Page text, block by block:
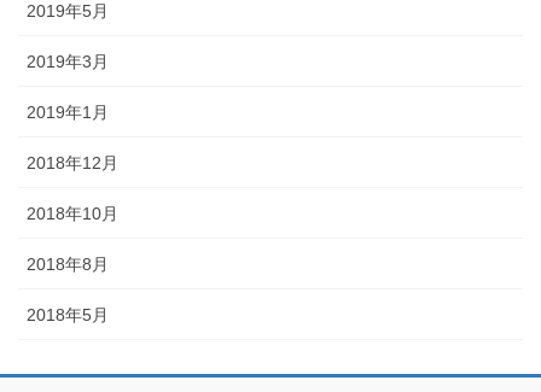
2019年5月
2019年3月
2019年1月
2018年12月
2018年10月
2018年8月
2018年5月